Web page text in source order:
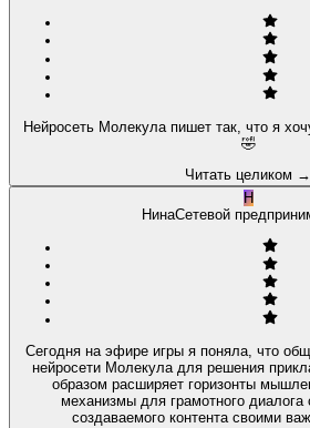
Нейросеть Молекула пишет так, что я
🤣
Читать целиком →
Н
НинаСетевой
Сегодня на эфире игры я поняла, что
нейросети Молекула для решения
образом расширяет горизонты
механизмы для грамотного
создаваемого контента своими